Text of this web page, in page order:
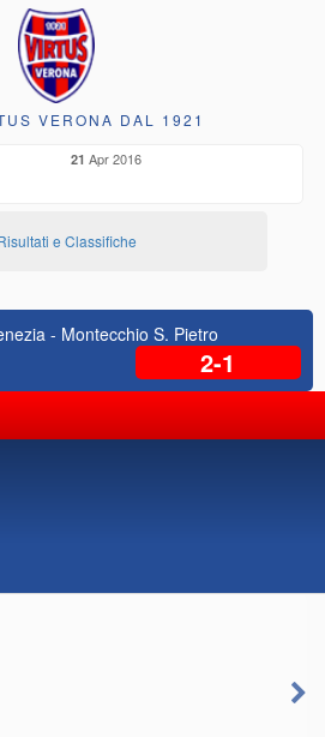
VERONA DAL 1921
21 Apr 2016
e Classifiche
- Montecchio S. Pietro
2-1